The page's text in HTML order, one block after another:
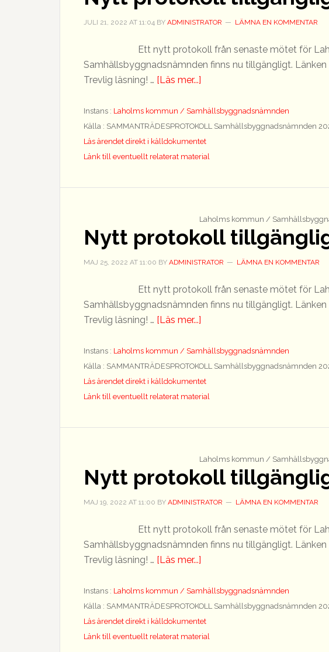
JULI 21, 2022 AT 11:04 BY ADMINISTRATOR LÄMNA EN KOMMENTAR
Ett nytt protokoll från senaste mötet för
Samhällsbyggnadsnämnden finns nu tillgängligt.
Trevlig läsning! … [Läs mer...]
protokoll
tillgängligt
Instans : Laholms kommun / Samhällsbyggnadsnämnden
Källa : SAMMANTRÄDESPROTOKOLL Samhällsbyggnadsnämnden
Läs ärendet direkt i källdokumentet
Länk till eventuellt relaterat material
Laholms kommun /
Nytt protokoll
MAJ 25, 2022 AT 11:00 BY ADMINISTRATOR LÄMNA EN KOMMENTAR
Ett nytt protokoll från senaste mötet för
Samhällsbyggnadsnämnden finns nu tillgängligt.
Trevlig läsning! … [Läs mer...]
protokoll
tillgängligt
Instans : Laholms kommun / Samhällsbyggnadsnämnden
Källa : SAMMANTRÄDESPROTOKOLL Samhällsbyggnadsnämnden
Läs ärendet direkt i källdokumentet
Länk till eventuellt relaterat material
Laholms kommun /
Nytt protokoll
MAJ 19, 2022 AT 11:00 BY ADMINISTRATOR LÄMNA EN KOMMENTAR
Ett nytt protokoll från senaste mötet för
Samhällsbyggnadsnämnden finns nu tillgängligt.
Trevlig läsning! … [Läs mer...]
protokoll
tillgängligt
Instans : Laholms kommun / Samhällsbyggnadsnämnden
Källa : SAMMANTRÄDESPROTOKOLL Samhällsbyggnadsnämnden
Läs ärendet direkt i källdokumentet
Länk till eventuellt relaterat material